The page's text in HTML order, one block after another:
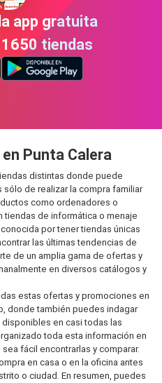
app gratuita
tiendas
Punta Calera
distintas donde puede
sólo de realizar la compra familiar
como ordenadores o
de informática o menaje
por tener tiendas únicas
las últimas tendencias de
de un amplia gama de ofertas y
en diversos catálogos y
estas ofertas y promociones en
donde también puedes indagar
en casi todas las
toda esta información en
fácil encontrarlas y comparar.
en casa o en la oficina antes
o ciudad. En resumen, puedes